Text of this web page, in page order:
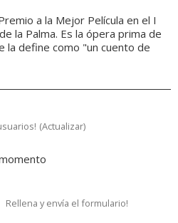
a la Mejor Película en el I
la Palma. Es la ópera prima de
la define como "un cuento de
(Actualizar)
Rellena y envía el formulario!